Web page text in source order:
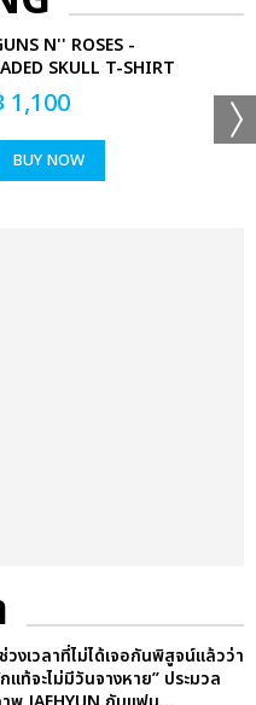
N'' ROSES -
SKULL T-SHIRT
1,100
BUY NOW
วงเวลาที่ไม่ได้เจอกันพิสูจน์แล้วว่า
แท้จะไม่มีวันจางหาย” ประมวล